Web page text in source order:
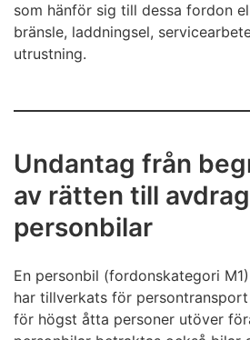
som hänför sig till dessa fordon
bränsle, laddningsel,
utrustning.
Undantag från
av rätten till
personbilar
En personbil (fordonskategori
har tillverkats för
för högst åtta personer utöver